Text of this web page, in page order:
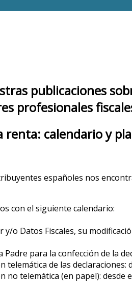
publicaciones
profesionales
renta: calendario y
españoles nos
con el siguiente calendario:
o Datos Fiscales, su
para la confección de la
telemática de las declaraciones:
no telemática (en papel): desde